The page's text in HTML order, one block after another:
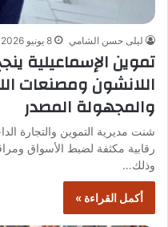
ليلى حسن الشامي 8 يونيو 2026
اللانشون ومصنعات
والمجهولة المصدر
شنت مديرية التموين والتجارة
رقابية مكثفة لضبط الأسواق
وذلك…
أكمل القراءة »